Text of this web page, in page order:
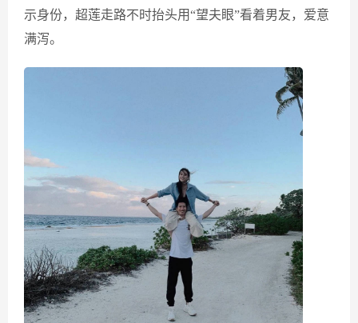
示身份，超莲走路不时抬头用“望夫眼”看着男友，爱意
满泻。